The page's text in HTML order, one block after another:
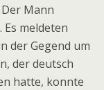
Mann
meldeten
der Gegend um
der deutsch
hatte, konnte